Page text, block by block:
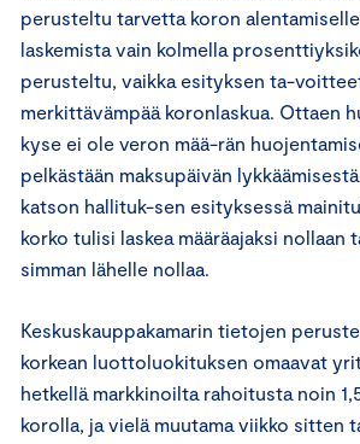
perusteltu tarvetta koron
laskemista vain kolmella
perusteltu, vaikka esityksen ta-
merkittävämpää koronlaskua. Ottaen
kyse ei ole veron mää-rän
pelkästään maksupäivän
katson hallituk-sen esityksessä
korko tulisi laskea määräajaksi nollaan
simman lähelle nollaa.
Keskuskauppakamarin tietojen
korkean luottoluokituksen omaavat
hetkellä markkinoilta rahoitusta noin
korolla, ja vielä muutama viikko sitten